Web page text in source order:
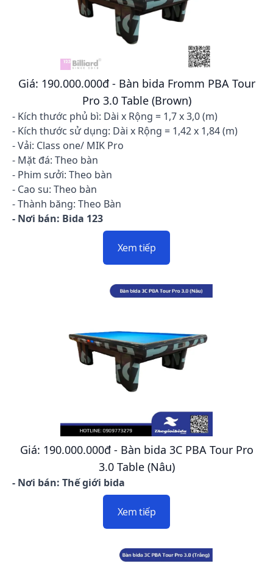
Giá: 190.000.000đ - Bàn bida Fromm PBA Tour
Pro 3.0 Table (Brown)
- Kích thước phủ bì: Dài x Rộng = 1,7 x 3,0 (m)
- Kích thước sử dụng: Dài x Rộng = 1,42 x 1,84 (m)
- Vải: Class one/ MIK Pro
- Mặt đá: Theo bàn
- Phim sưởi: Theo bàn
- Cao su: Theo bàn
- Thành băng: Theo Bàn
- Nơi bán: Bida 123
Xem tiếp
Giá: 190.000.000đ - Bàn bida 3C PBA Tour Pro
3.0 Table (Nâu)
- Nơi bán: Thế giới bida
Xem tiếp